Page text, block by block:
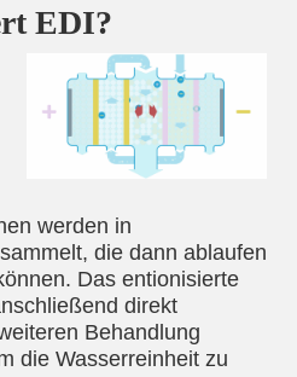
EDI?
werden in
die dann ablaufen
Das entionisierte
direkt
Behandlung
die Wasserreinheit zu